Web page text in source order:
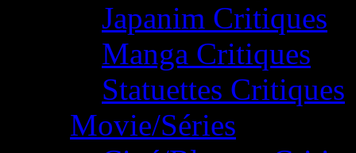
Japanim Critiques
Manga Critiques
Statuettes Critiques
Movie/Séries